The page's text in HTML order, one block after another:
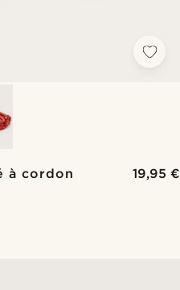
à cordon
19,95 €